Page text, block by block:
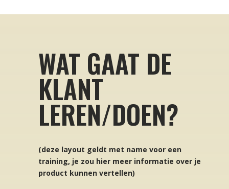
WAT GAAT DE
KLANT
LEREN/DOEN?
(deze layout geldt met name voor een
training, je zou hier meer informatie over je
product kunnen vertellen)